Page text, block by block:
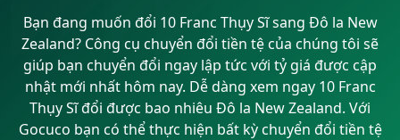
Bạn đang muốn đổi 10 Franc Thụy Sĩ sang Đô la New
Zealand? Công cụ chuyển đổi tiền tệ của chúng tôi sẽ
giúp bạn chuyển đổi ngay lập tức với tỷ giá được cập
nhật mới nhất hôm nay. Dễ dàng xem ngay 10 Franc
Thụy Sĩ đổi được bao nhiêu Đô la New Zealand. Với
Gocuco bạn có thể thực hiện bất kỳ chuyển đổi tiền tệ